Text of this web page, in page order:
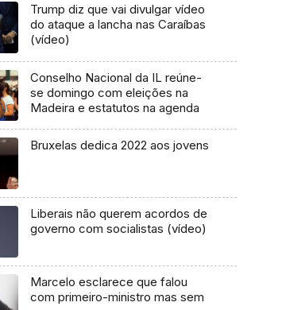
Trump diz que vai divulgar vídeo
do ataque a lancha nas Caraíbas
(vídeo)
Conselho Nacional da IL reúne-
se domingo com eleições na
Madeira e estatutos na agenda
Bruxelas dedica 2022 aos jovens
Liberais não querem acordos de
governo com socialistas (vídeo)
Marcelo esclarece que falou
com primeiro-ministro mas sem